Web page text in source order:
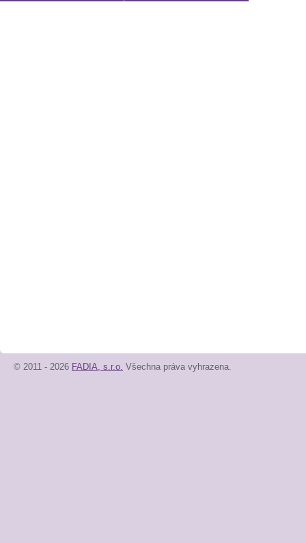
© 2011 - 2026 FADIA, s.r.o. Všechna práva vyhrazena.